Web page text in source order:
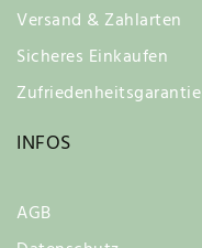
Versand & Zahlarten
Sicheres Einkaufen
Zufriedenheitsgarantie
INFOS
AGB